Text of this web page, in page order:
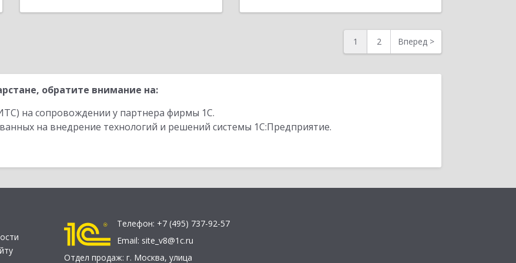
1 2 Вперед >
обратите внимание на:
на сопровождении у партнера фирмы 1С.
на внедрение технологий и решений системы 1С:Предприятие.
Телефон: +7 (495) 737-92-57
Email: site_v8@1c.ru
Отдел продаж: г. Москва, улица